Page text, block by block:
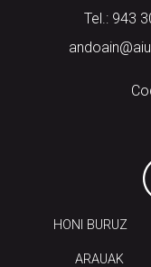
Tel.: 943
HONI BURUZ
ARAUAK